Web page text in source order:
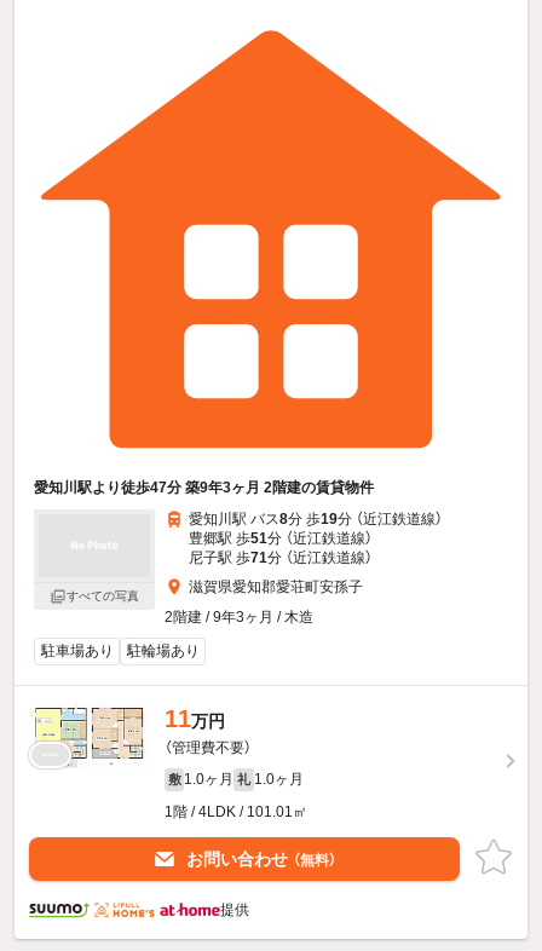
愛知川駅より徒歩47分 築9年3ヶ月 2階建の賃貸物件
すべての写真
愛知川駅 バス8分 歩19分 （近江鉄道線）
豊郷駅 歩51分 （近江鉄道線）
尼子駅 歩71分 （近江鉄道線）
滋賀県愛知郡愛荘町安孫子
2階建 / 9年3ヶ月 / 木造
駐車場あり
駐輪場あり
11万円
（管理費不要）
敷 1.0ヶ月 礼 1.0ヶ月
1階 / 4LDK / 101.01㎡
お問い合わせ （無料）
提供